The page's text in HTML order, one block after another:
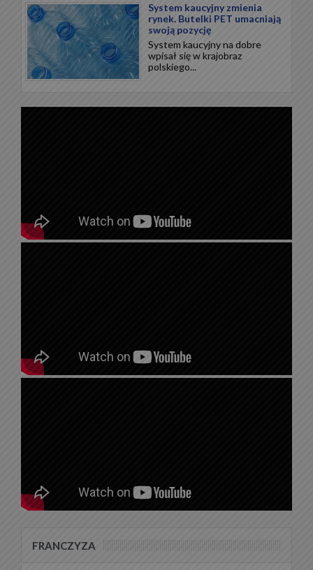
System kaucyjny zmienia
rynek. Butelki PET umacniają
swoją pozycję
System kaucyjny na dobre
wpisał się w krajobraz
polskiego...
FRANCZYZA